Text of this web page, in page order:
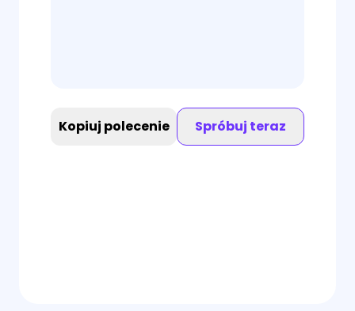
Kopiuj polecenie Spróbuj teraz